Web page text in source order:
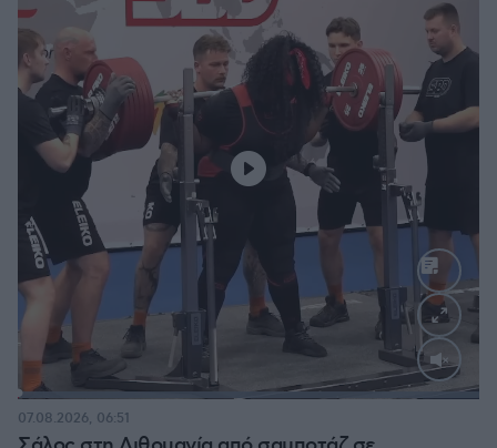
Loaded:
07.08.2026, 06:51